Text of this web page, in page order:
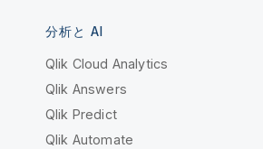
分析と AI
Qlik Cloud Analytics
Qlik Answers
Qlik Predict
Qlik Automate